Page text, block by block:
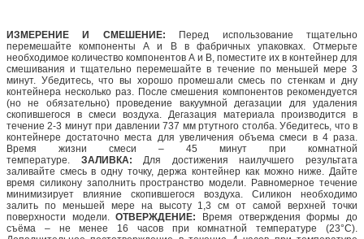
ИЗМЕРЕНИЕ И СМЕШЕНИЕ: Перед использование тщательно
перемешайте компоненты А и В в фабричных упаковках. Отмерьте
необходимое количество компонентов А и В, поместите их в контейнер для
смешивания и тщательно перемешайте в течение по меньшей мере 3
минут. Убедитесь, что вы хорошо промешали смесь по стенкам и дну
контейнера несколько раз. После смешения компонентов рекомендуется
(но не обязательно) проведение вакуумной дегазации для удаления
скопившегося в смеси воздуха. Дегазация материала производится в
течение 2-3 минут при давлении 737 мм ртутного столба. Убедитесь, что в
контейнере достаточно места для увеличения объема смеси в 4 раза.
Время жизни смеси – 45 минут при комнатной
температуре. ЗАЛИВКА: Для достижения наилучшего результата
заливайте смесь в одну точку, держа контейнер как можно ниже. Дайте
время силикону заполнить пространство модели. Равномерное течение
минимизирует влияние скопившегося воздуха. Силикон необходимо
залить по меньшей мере на высоту 1,3 см от самой верхней точки
поверхности модели.ОТВЕРЖДЕНИЕ: Время отверждения формы до
съёма – не менее 16 часов при комнатной температуре (23°C).